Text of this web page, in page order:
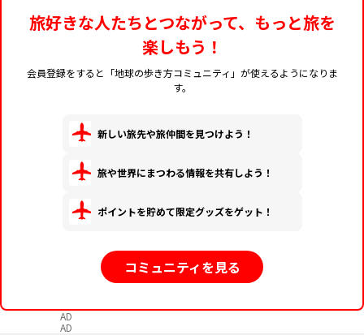
旅好きな人たちとつながって、もっと旅を
楽しもう！
会員登録をすると「地球の歩き方コミュニティ」が使えるようになりま
す。
新しい旅先や旅仲間を見つけよう！
旅や世界にまつわる情報を共有しよう！
ポイントを貯めて限定グッズをゲット！
コミュニティを見る
AD
AD